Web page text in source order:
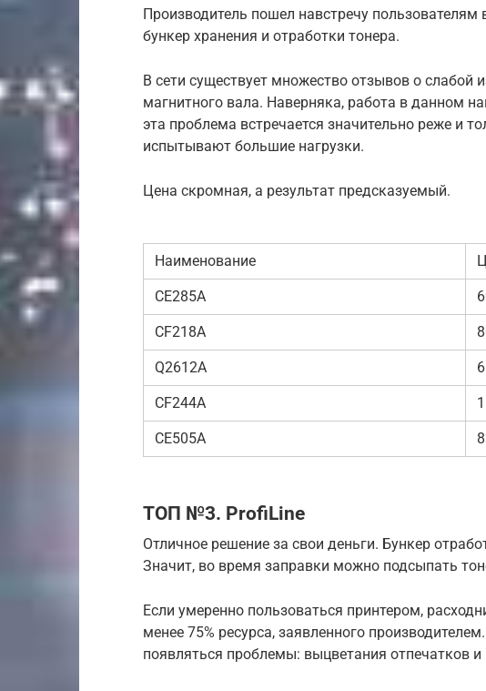
Производитель пошел навстречу пользователям
бункер хранения и отработки тонера.
В сети существует множество отзывов о слабой
магнитного вала. Наверняка, работа в данном
эта проблема встречается значительно реже и
испытывают большие нагрузки.
Цена скромная, а результат предсказуемый.
Наименование
CE285A
CF218A
Q2612A
CF244A
CE505A
ТОП №3. ProfiLine
Отличное решение за свои деньги. Бункер
Значит, во время заправки можно подсыпать
Если умеренно пользоваться принтером,
менее 75% ресурса, заявленного
появляться проблемы: выцветания отпечатков и